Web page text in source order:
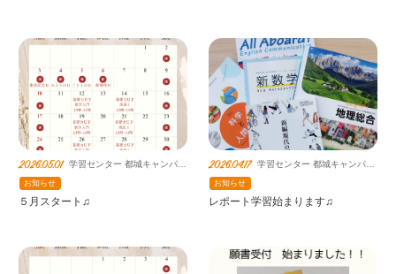
2026.05.01
学習センター 都城キャンパス
お知らせ
５月スタート♫
2026.04.17
学習センター 都城キャンパス
お知らせ
レポート学習始まります♫